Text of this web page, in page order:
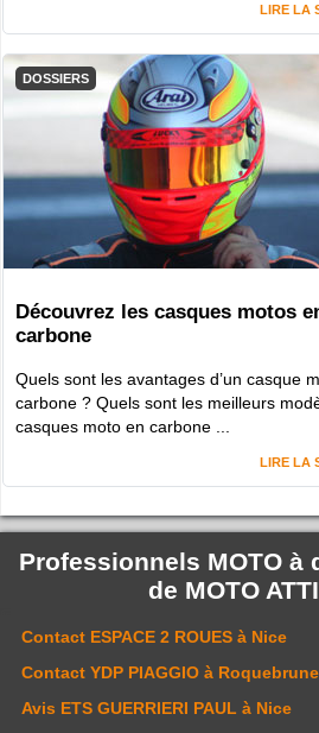
LIRE LA
DOSSIERS
Découvrez les casques motos
carbone
Quels sont les avantages d’un casque
carbone ? Quels sont les meilleurs
casques moto en carbone ...
LIRE LA
Professionnels MOTO à
de MOTO
Contact ESPACE 2 ROUES à Nice
Contact YDP PIAGGIO à
Avis ETS GUERRIERI PAUL à Nice